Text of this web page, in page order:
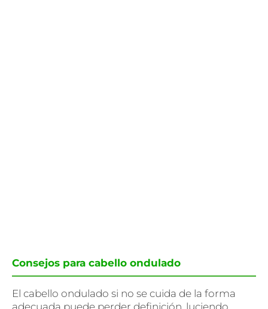
Consejos para cabello ondulado
El cabello ondulado si no se cuida de la forma
adecuada puede perder definición, luciendo